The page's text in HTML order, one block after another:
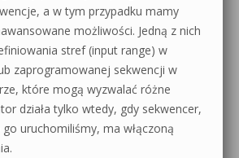
a w tym przypadku mamy
możliwości. Jedną z nich
stref (input range) w
zaprogramowanej sekwencji w
które mogą wyzwalać różne
działa tylko wtedy, gdy sekwencer,
uruchomiliśmy, ma włączoną